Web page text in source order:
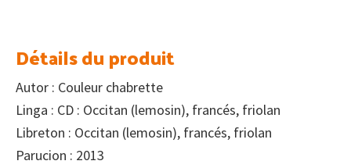
Détails du produit
Autor : Couleur chabrette
Linga : CD : Occitan (lemosin), francés, friolan
Libreton : Occitan (lemosin), francés, friolan
Parucion : 2013